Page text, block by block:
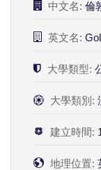
中文名: 倫
英文名:
大學類型:
大學類別:
建立時間:
地理位置: